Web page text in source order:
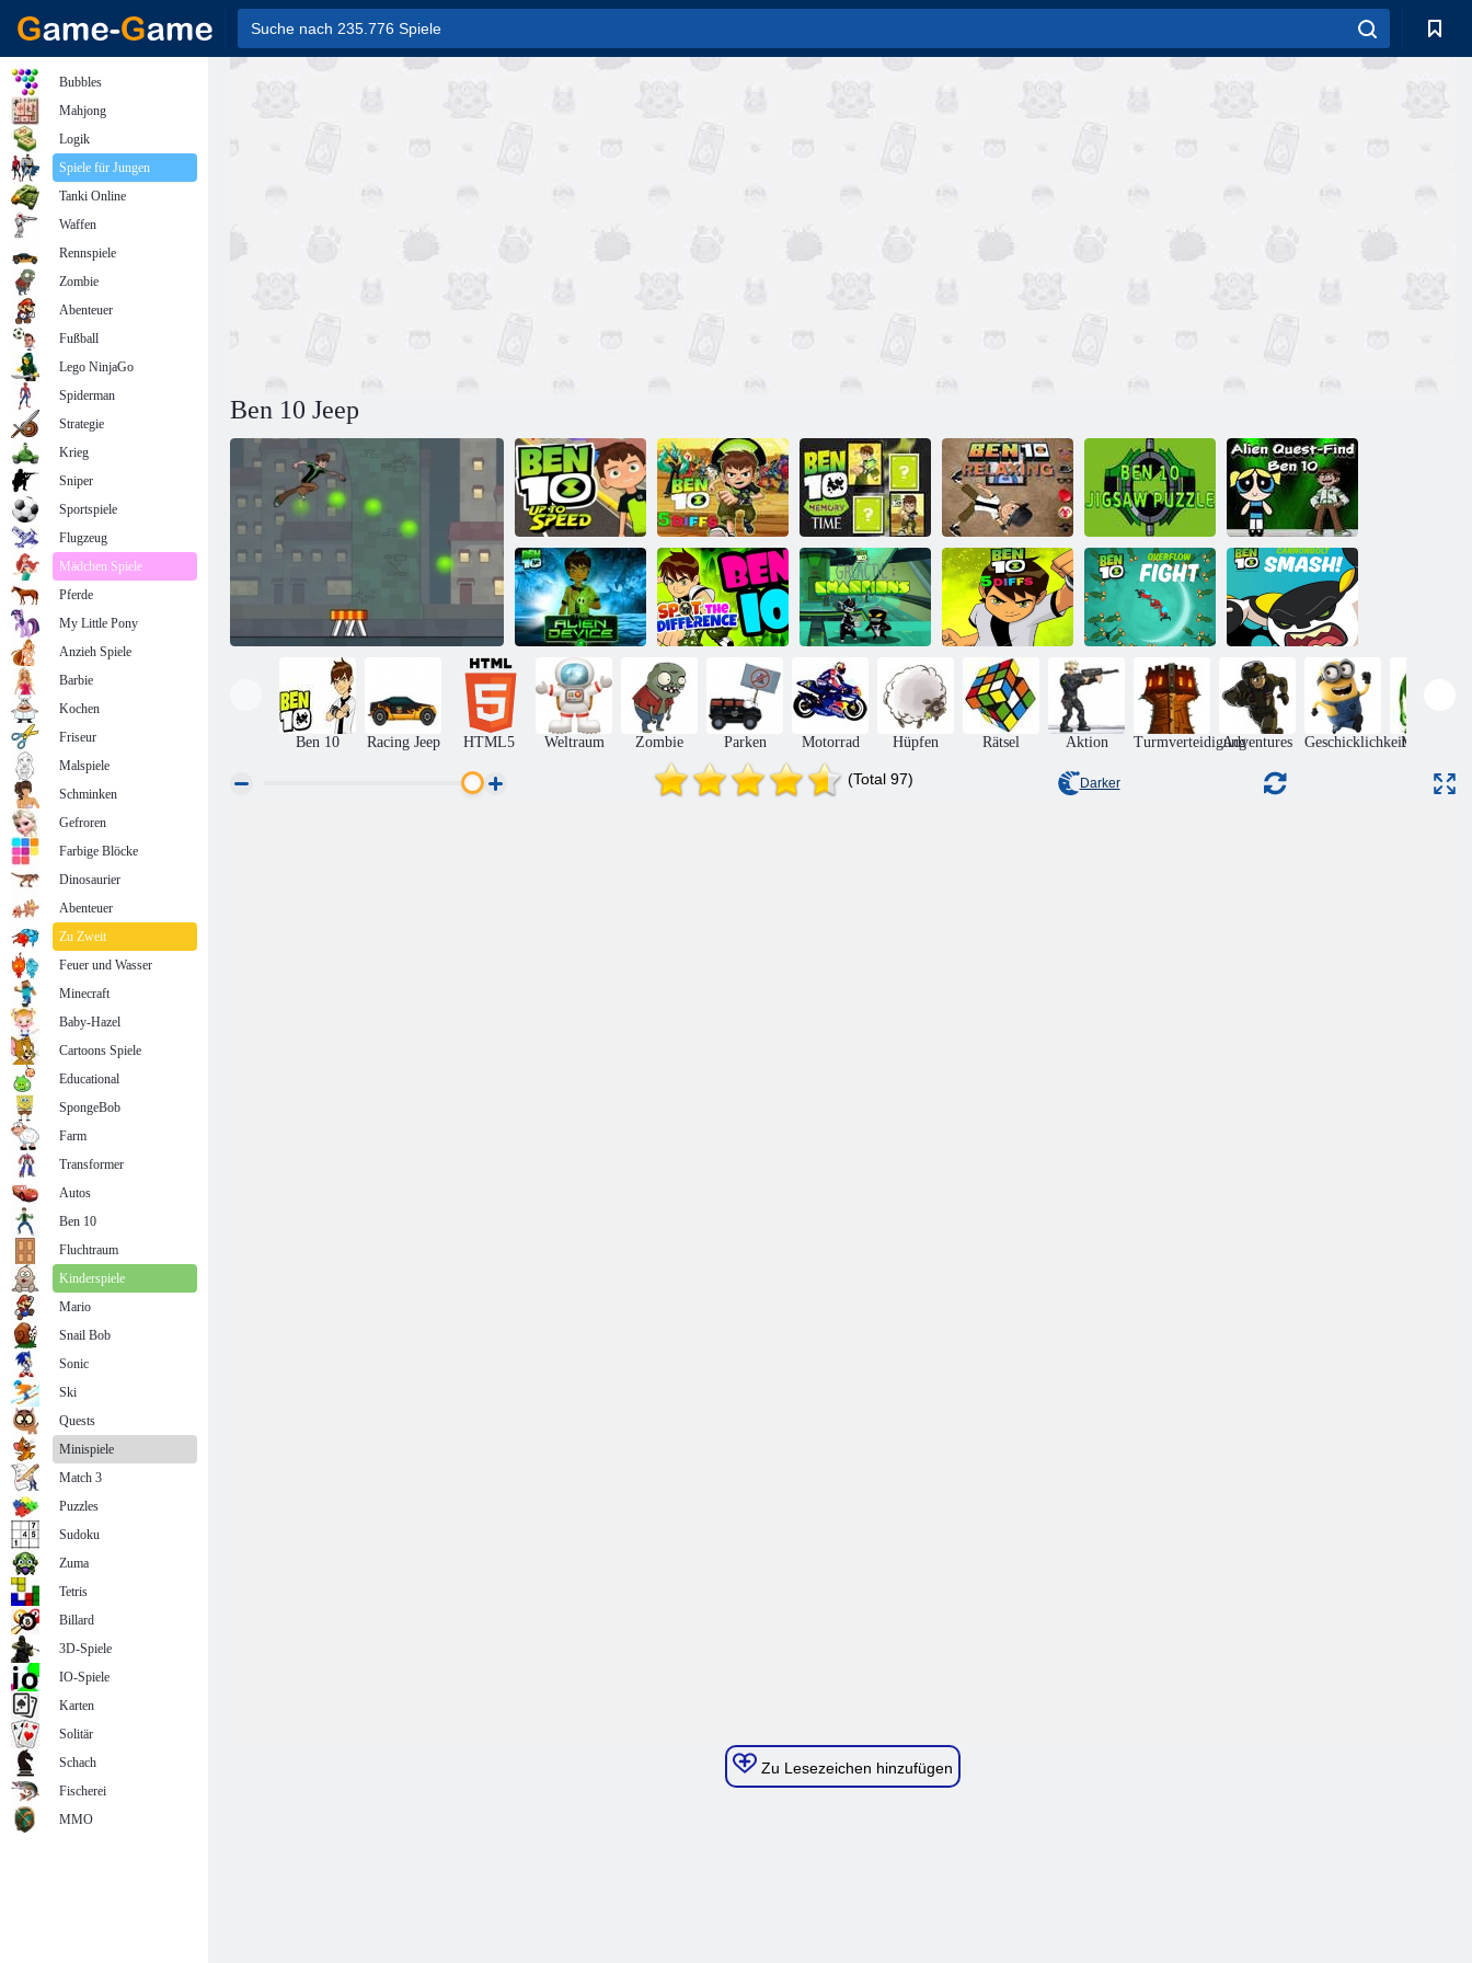
Ben 10 Jeep
Ben 10 gegen
Geschwindigkeit
Ben 10 5 Diffs
Ben 10
Erinnerungszeit
Ben 10
Entspannend
Ben10-Puzzle
Alien Quest
Finde Ben 10
Ben 10 Das
Alien-Gerät
Ben 10 Erkenne
den Unterschied
Ben 10
Galaktische
Ben10 5 Diff
Ben 10
Überlaufkampf
Ben10
Cannonbolt
Smash
Ben 10 Racing Jeep HTML5 Weltraum Zombie Parken Motorrad Hüpfen Rätsel Aktion TurmverteidigungAdventures GeschicklichkeitMonsters
(Total 97) Darker
Zu Lesezeichen hinzufügen
Bubbles
Mahjong
Logik
Spiele für Jungen
Tanki Online
Waffen
Rennspiele
Zombie
Abenteuer
Fußball
Lego NinjaGo
Spiderman
Strategie
Krieg
Sniper
Sportspiele
Flugzeug
Mädchen Spiele
Pferde
My Little Pony
Anzieh Spiele
Barbie
Kochen
Friseur
Malspiele
Schminken
Gefroren
Farbige Blöcke
Dinosaurier
Abenteuer
Zu Zweit
Feuer und Wasser
Minecraft
Baby-Hazel
Cartoons Spiele
Educational
SpongeBob
Farm
Transformer
Autos
Ben 10
Fluchtraum
Kinderspiele
Mario
Snail Bob
Sonic
Ski
Quests
Minispiele
Match 3
Puzzles
Sudoku
Zuma
Tetris
Billard
3D-Spiele
IO-Spiele
Karten
Solitär
Schach
Fischerei
MMO